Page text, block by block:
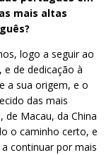
mais altas
logo a seguir ao
de dedicação à
a sua origem, e o
das mais
Macau, da China
o caminho certo, e
continuar por mais